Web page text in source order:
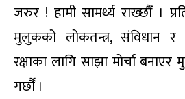
जरुर ! हामी सामर्थ्य राख्छौँ ।
मुलुकको लोकतन्त्र, संविधान र
रक्षाका लागि साझा मोर्चा बनाएर
गर्छौँ ।